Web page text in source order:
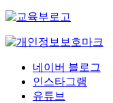
네이버 블로그
인스타그램
유튜브